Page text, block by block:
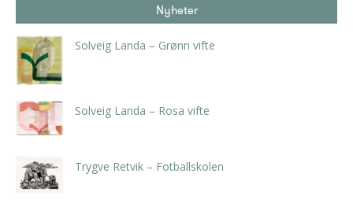
Nyheter
Solveig Landa – Grønn vifte
Solveig Landa – Rosa vifte
Trygve Retvik – Fotballskolen